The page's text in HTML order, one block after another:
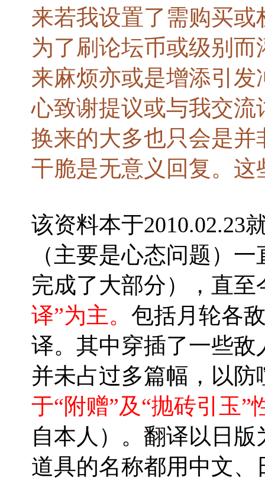
来若我设置了需购买
为了刷论坛币或级别
来麻烦亦或是增添引
心致谢提议或与我交
换来的大多也只会是
干脆是无意义回复。这
该资料本于2010.02.23
（主要是心态问题）
完成了大部分），直至
译”为主。 包括月轮各
译。其中穿插了一些
并未占过多篇幅，以防
于“附赠”及“抛砖引玉”
自本人）。翻译以日
道具的名称都用中文